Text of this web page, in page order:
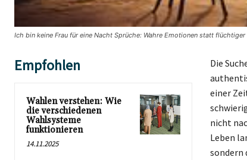
Ich bin keine Frau für eine Nacht Sprüche: Wahre Emotionen statt
Empfohlen
Wahlen verstehen: Wie
die verschiedenen
Wahlsysteme
funktionieren
14.11.2025
Die
einer
nicht
Leben
sondern